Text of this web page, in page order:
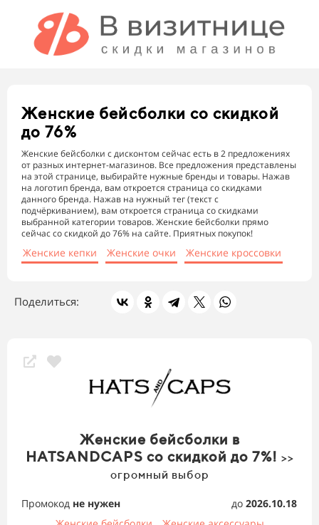
Женские бейсболки со скидкой
до 76%
Женские бейсболки с дисконтом сейчас есть в 2 предложениях
от разных интернет-магазинов. Все предложения представлены
на этой странице, выбирайте нужные бренды и товары. Нажав
на логотип бренда, вам откроется страница со скидками
данного бренда. Нажав на нужный тег (текст с
подчёркиванием), вам откроется страница со скидками
выбранной категории товаров. Женские бейсболки прямо
сейчас со скидкой до 76% на сайте. Приятных покупок!
Женские кепки Женские очки Женские кроссовки
Поделиться:
Женские бейсболки в
HATSANDCAPS со скидкой до 7%! >>
огромный выбор
Промокод не нужен до 2026.10.18